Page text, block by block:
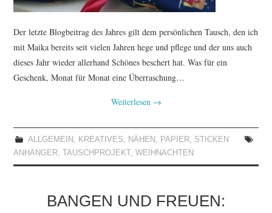
Der letzte Blogbeitrag des Jahres gilt dem persönlichen Tausch, den ich
mit Maika bereits seit vielen Jahren hege und pflege und der uns auch
dieses Jahr wieder allerhand Schönes beschert hat. Was für ein
Geschenk, Monat für Monat eine Überraschung…
Weiterlesen →
ALLGEMEIN , KREATIVES, NÄHEN , PAPIER, STICKEN
ANHÄNGER, TAUSCHPROJEKT ,WEIHNACHTEN
BANGEN UND FREUEN: